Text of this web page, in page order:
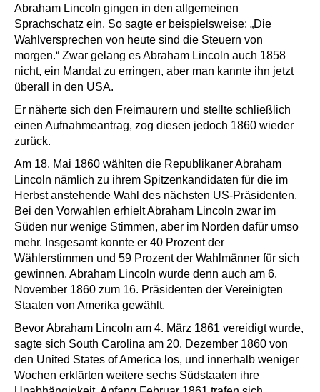
Abraham Lincoln gingen in den allgemeinen
Sprachschatz ein. So sagte er beispielsweise: „Die
Wahlversprechen von heute sind die Steuern von
morgen.“ Zwar gelang es Abraham Lincoln auch 1858
nicht, ein Mandat zu erringen, aber man kannte ihn jetzt
überall in den USA.
Er näherte sich den Freimaurern und stellte schließlich
einen Aufnahmeantrag, zog diesen jedoch 1860 wieder
zurück.
Am 18. Mai 1860 wählten die Republikaner Abraham
Lincoln nämlich zu ihrem Spitzenkandidaten für die im
Herbst anstehende Wahl des nächsten US-Präsidenten.
Bei den Vorwahlen erhielt Abraham Lincoln zwar im
Süden nur wenige Stimmen, aber im Norden dafür umso
mehr. Insgesamt konnte er 40 Prozent der
Wählerstimmen und 59 Prozent der Wahlmänner für sich
gewinnen. Abraham Lincoln wurde denn auch am 6.
November 1860 zum 16. Präsidenten der Vereinigten
Staaten von Amerika gewählt.
Bevor Abraham Lincoln am 4. März 1861 vereidigt wurde,
sagte sich South Carolina am 20. Dezember 1860 von
den United States of America los, und innerhalb weniger
Wochen erklärten weitere sechs Südstaaten ihre